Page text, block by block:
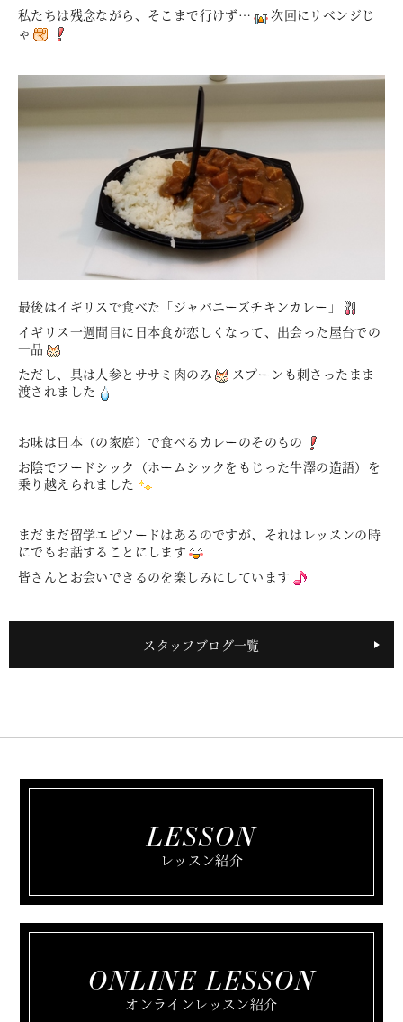
私たちは残念ながら、そこまで行けず…
次回にリベンジじ
ゃ
最後はイギリスで食べた「ジャパニーズチキンカレー」
イギリス一週間目に日本食が恋しくなって、出会った屋台での
一品
ただし、具は人参とササミ肉のみ
スプーンも刺さったまま
渡されました
お味は日本（の家庭）で食べるカレーのそのもの
お陰でフードシック（ホームシックをもじった牛澤の造語）を
乗り越えられました
まだまだ留学エピソードはあるのですが、それはレッスンの時
にでもお話することにします
皆さんとお会いできるのを楽しみにしています
スタッフブログ一覧
LESSON
レッスン紹介
ONLINE LESSON
オンラインレッスン紹介